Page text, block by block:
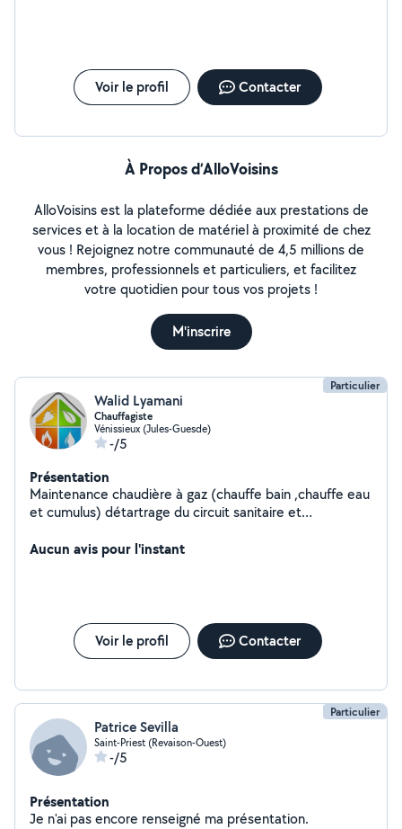
Voir le profil Contacter
À Propos d’AlloVoisins
AlloVoisins est la plateforme dédiée aux prestations de
services et à la location de matériel à proximité de chez
vous ! Rejoignez notre communauté de 4,5 millions de
membres, professionnels et particuliers, et facilitez
votre quotidien pour tous vos projets !
M'inscrire
Particulier
Walid Lyamani
Chauffagiste
Vénissieux (Jules-Guesde)
-/5
Présentation
Maintenance chaudière à gaz (chauffe bain ,chauffe eau
et cumulus) détartrage du circuit sanitaire et
Aucun avis pour l'instant
Voir le profil Contacter
Particulier
Patrice Sevilla
Saint-Priest (Revaison-Ouest)
-/5
Présentation
Je n'ai pas encore renseigné ma présentation.